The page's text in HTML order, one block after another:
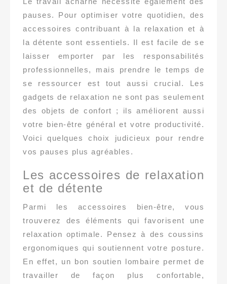
pauses. Pour optimiser votre quotidien, des
accessoires contribuant à la relaxation et à
la détente sont essentiels. Il est facile de se
laisser emporter par les responsabilités
professionnelles, mais prendre le temps de
se ressourcer est tout aussi crucial. Les
gadgets de relaxation ne sont pas seulement
des objets de confort ; ils améliorent aussi
votre bien-être général et votre productivité.
Voici quelques choix judicieux pour rendre
vos pauses plus agréables.
Les accessoires de relaxation
et de détente
Parmi les accessoires bien-être, vous
trouverez des éléments qui favorisent une
relaxation optimale. Pensez à des coussins
ergonomiques qui soutiennent votre posture.
En effet, un bon soutien lombaire permet de
travailler de façon plus confortable,